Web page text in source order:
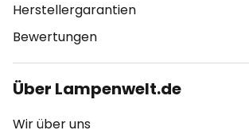
Herstellergarantien
Bewertungen
Über Lampenwelt.de
Wir über uns